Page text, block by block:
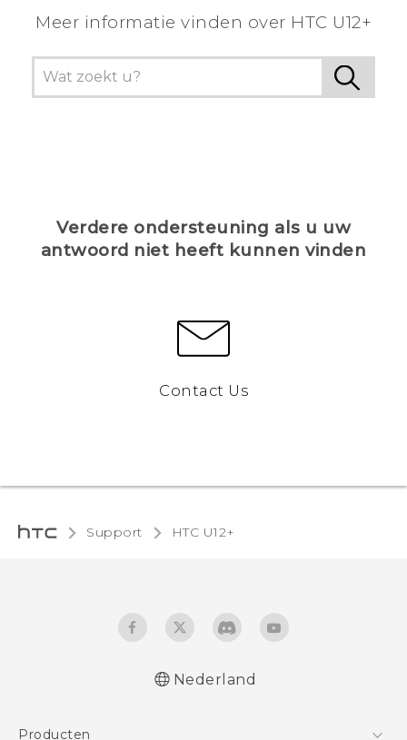
Meer informatie vinden over HTC U12+
Verdere ondersteuning als u uw
antwoord niet heeft kunnen vinden
Contact Us
Support HTC U12+‎
Nederland
Producten